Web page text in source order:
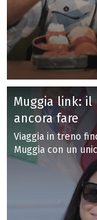
Muggia link: il
ancora fare
Viaggia in treno
Muggia con un